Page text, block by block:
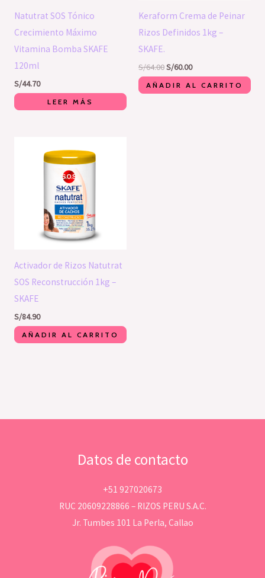
Natutrat SOS Tónico
Crecimiento Máximo
Vitamina Bomba SKAFE
120ml
S/44.70
LEER MÁS
Keraform Crema de Peinar
Rizos Definidos 1kg –
SKAFE.
S/64.00S/60.00
AÑADIR AL CARRITO
Activador de Rizos Natutrat
SOS Reconstrucción 1kg –
SKAFE
S/84.90
AÑADIR AL CARRITO
Datos de contacto
+51 927020673
RUC 20609228866 – RIZOS PERU S.A.C.
Jr. Tumbes 101 La Perla, Callao